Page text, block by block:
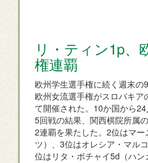
リ・ティン1p、
権連覇
欧州学生選手権に続く週末の
欧州女流選手権がスロバキア
て開催された。10か国から24
5回戦の結果、関西棋院所属
2連覇を果たした。2位はマ
ツ）、3位はオレシア・マル
位はリタ・ポチャイ5d（ハン